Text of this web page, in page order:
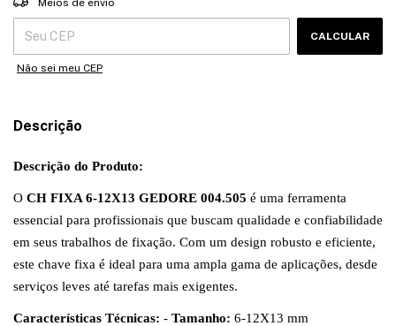
Meios de envio
CALCULAR
Não sei meu CEP
Descrição
Descrição do Produto:
O CH FIXA 6-12X13 GEDORE 004.505 é uma ferramenta
essencial para profissionais que buscam qualidade e confiabilidade
em seus trabalhos de fixação. Com um design robusto e eficiente,
este chave fixa é ideal para uma ampla gama de aplicações, desde
serviços leves até tarefas mais exigentes.
Características Técnicas: - Tamanho: 6-12X13 mm